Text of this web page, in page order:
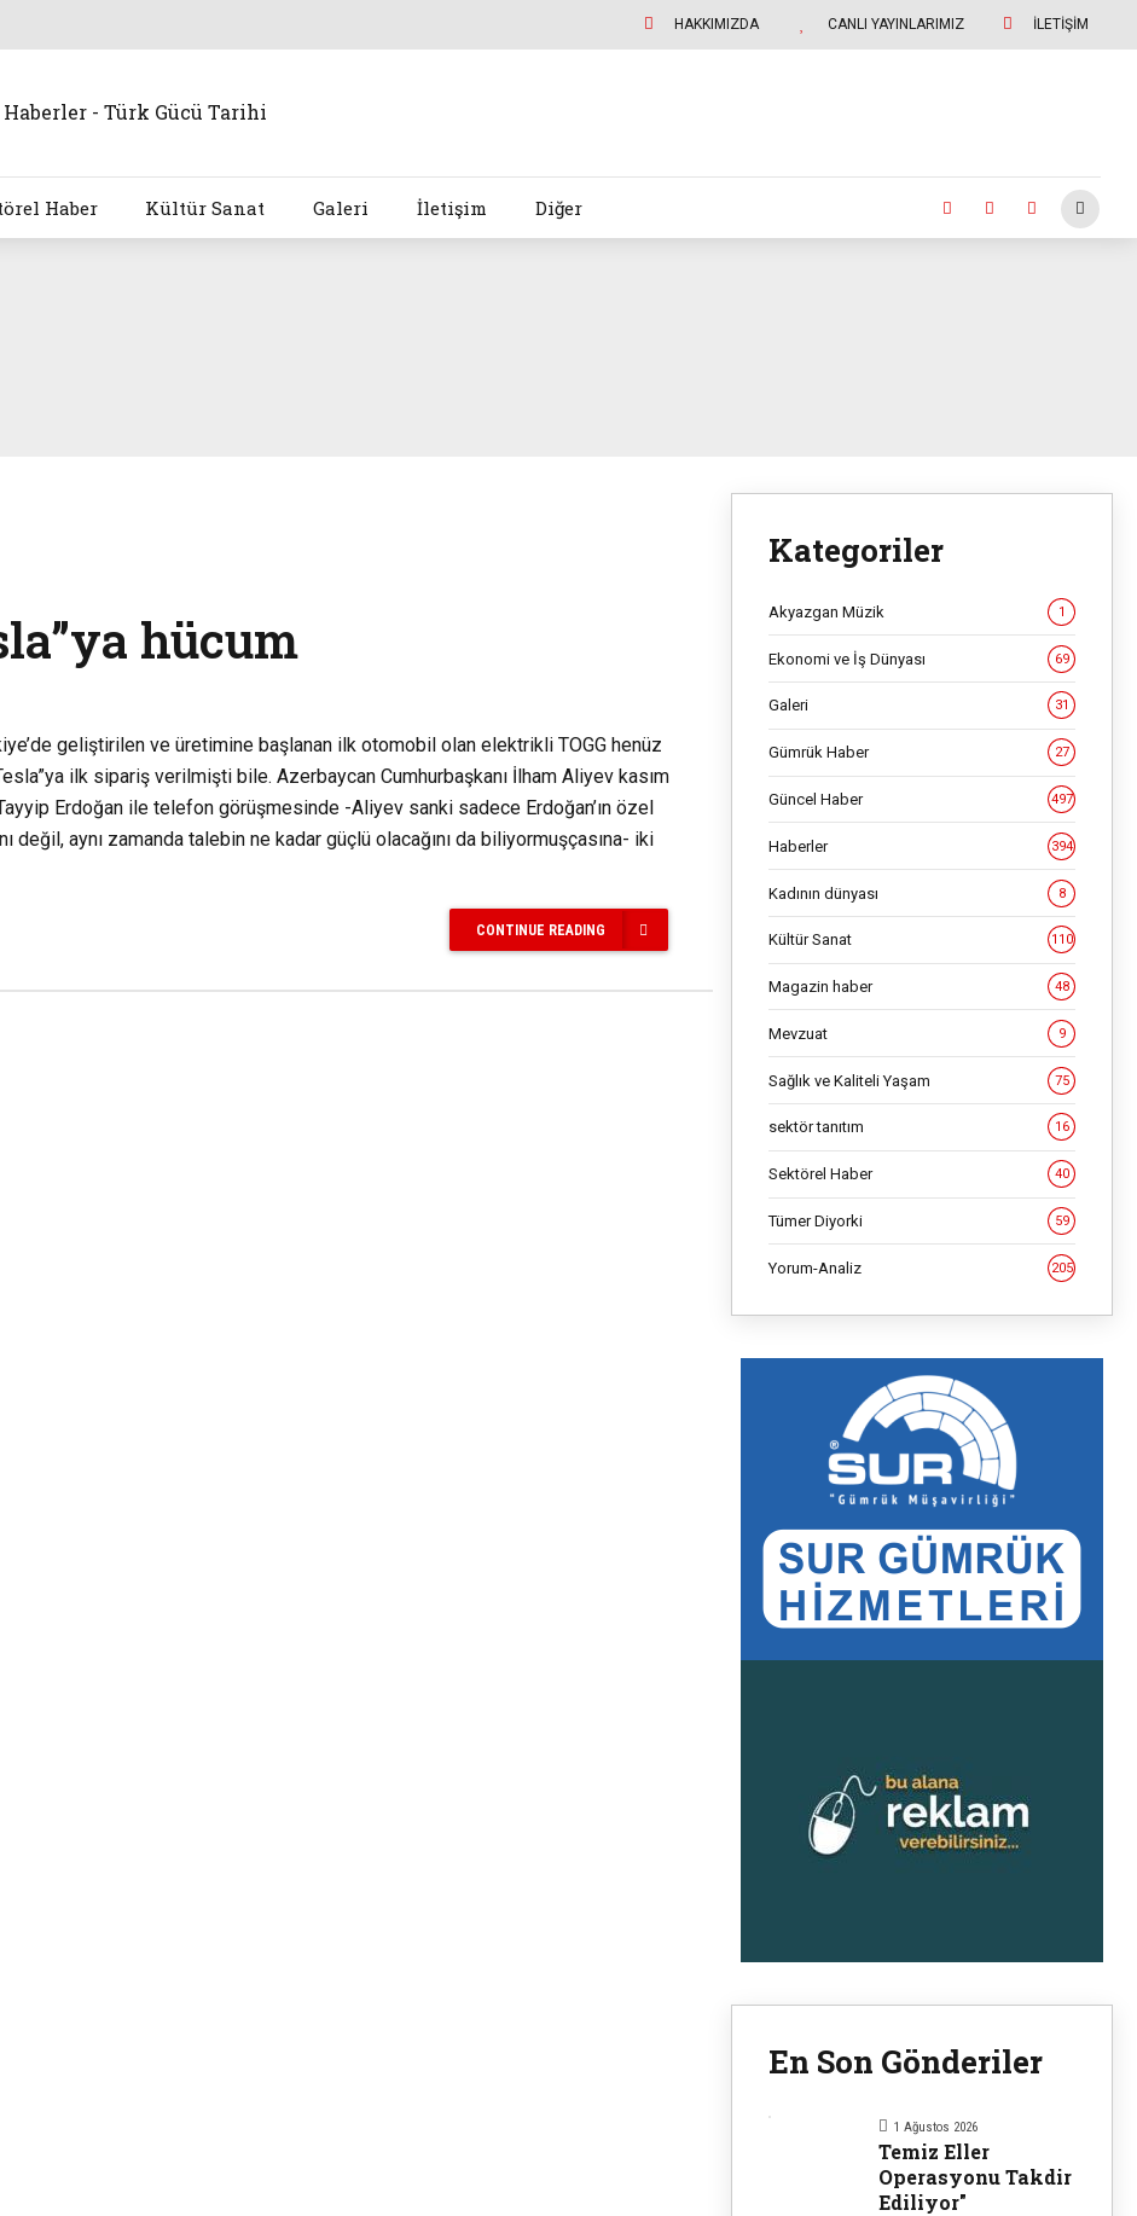
HAKKIMIZDA CANLI YAYINLARIMIZ İLETİŞİM
Haber Kültür Sanat Galeri İletişim Diğer
hücum
geliştirilen ve üretimine başlanan ilk otomobil olan elektrikli TOGG henüz
ilk sipariş verilmişti bile. Azerbaycan Cumhurbaşkanı İlham Aliyev kasım
Erdoğan ile telefon görüşmesinde -Aliyev sanki sadece Erdoğan’ın özel
değil, aynı zamanda talebin ne kadar güçlü olacağını da biliyormuşçasına- iki
CONTINUE READING
Kategoriler
Akyazgan Müzik 1
Ekonomi ve İş Dünyası 69
Galeri 31
Gümrük Haber 27
Güncel Haber 497
Haberler 394
Kadının dünyası 8
Kültür Sanat 110
Magazin haber 48
Mevzuat 9
Sağlık ve Kaliteli Yaşam 75
sektör tanıtım 16
Sektörel Haber 40
Tümer Diyorki 59
Yorum-Analiz 205
En Son Gönderiler
1 Ağustos 2026
Temiz Eller
Operasyonu Takdir
Ediliyor"